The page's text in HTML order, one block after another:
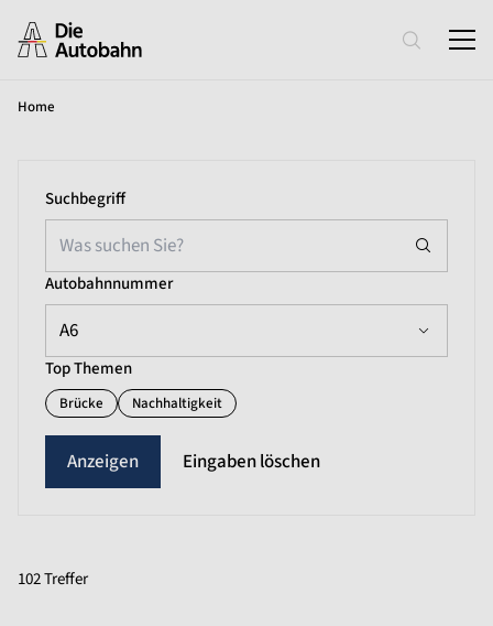
Home
Suchbegriff
Autobahnnummer
A6
Top Themen
Brücke Nachhaltigkeit
Eingaben löschen
102 Treffer